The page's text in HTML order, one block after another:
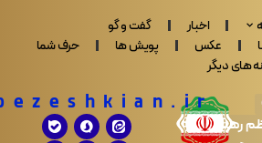
اخبار
گفت و گو
عکس پویش ها
حرف شما
Drpezeshkian.ir